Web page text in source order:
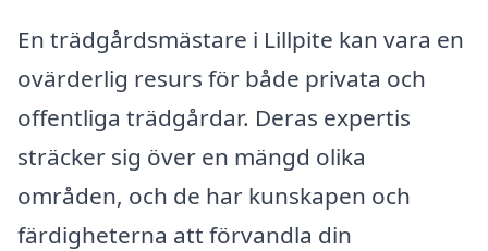
En trädgårdsmästare i Lillpite kan vara en
ovärderlig resurs för både privata och
offentliga trädgårdar. Deras expertis
sträcker sig över en mängd olika
områden, och de har kunskapen och
färdigheterna att förvandla din